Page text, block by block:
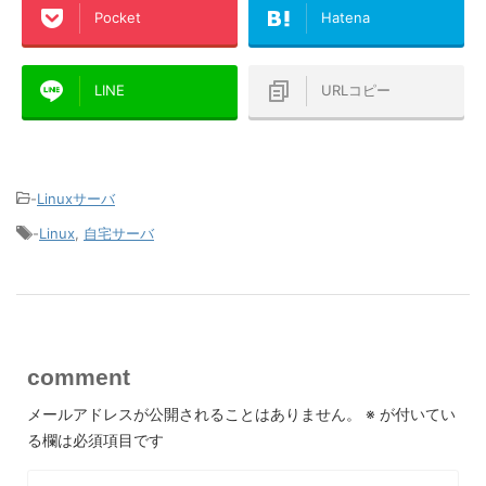
Pocket Hatena
LINE URLコピー
-Linuxサーバ
-Linux 自宅サーバ
comment
メールアドレスが公開されることはありません。 ※ が付いてい
る欄は必須項目です